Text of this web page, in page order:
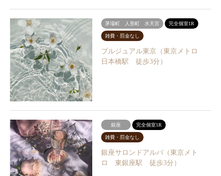
茅場町 人形町 水天宮 完全個室1R
雑費・罰金なし
ブルジュアル東京（東京メトロ
日本橋駅 徒歩3分）
銀座 完全個室1R
雑費・罰金なし
銀座サロンドアルバ（東京メト
ロ 東銀座駅 徒歩3分）